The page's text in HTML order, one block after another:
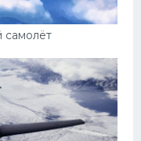
самолёт